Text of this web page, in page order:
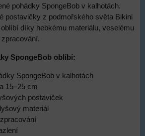
pohádky SpongeBob v kalhotách.
postavičky z podmořského světa Bikini
díky hebkému materiálu, veselému
SpongeBob oblíbí:
SpongeBob v kalhotách
15–25 cm
postaviček
materiál